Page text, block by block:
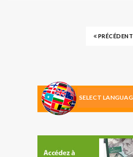
PRÉCÉDENT